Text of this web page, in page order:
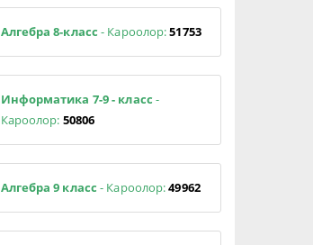
Алгебра 8-класс - Кароолор:51753
Информатика 7-9 - класс -
Кароолор: 50806
Алгебра 9 класс- Кароолор:49962